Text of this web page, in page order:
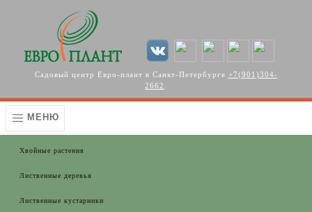
Перейти к основному содержанию
Садовый центр Евро-плант в Санкт-Петербурге +7(901)304-
2662
МЕНЮ
Хвойные растения
Лиственные деревья
Лиственные кустарники